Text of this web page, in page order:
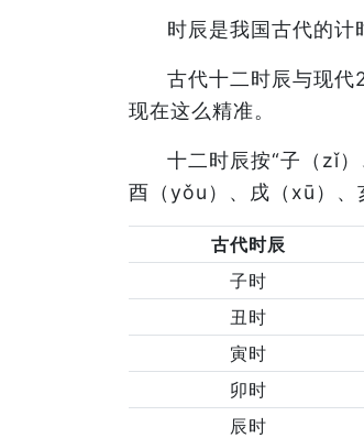
时辰是我国古代的计
古代十二时辰与现代
现在这么精准。
十二时辰按“子（zǐ
酉（yǒu）、戌（xū）、
古代时辰
子时
丑时
寅时
卯时
辰时